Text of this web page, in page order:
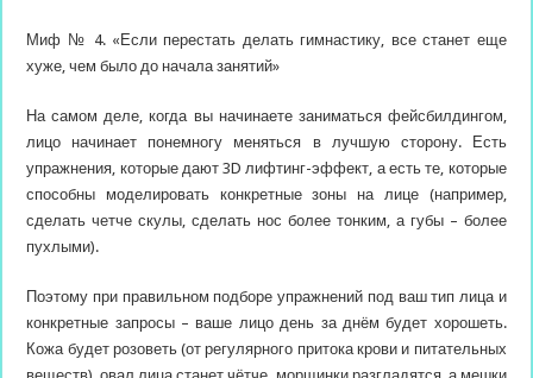
Миф № 4. «Если перестать делать гимнастику, все станет еще
хуже, чем было до начала занятий»
На самом деле, когда вы начинаете заниматься фейсбилдингом,
лицо начинает понемногу меняться в лучшую сторону. Есть
упражнения, которые дают 3D лифтинг-эффект, а есть те, которые
способны моделировать конкретные зоны на лице (например,
сделать четче скулы, сделать нос более тонким, а губы – более
пухлыми).
Поэтому при правильном подборе упражнений под ваш тип лица и
конкретные запросы – ваше лицо день за днём будет хорошеть.
Кожа будет розоветь (от регулярного притока крови и питательных